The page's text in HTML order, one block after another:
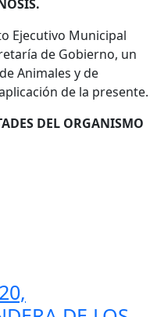
Ejecutivo Municipal
de Gobierno, un
Animales y de
de la presente.
DEL ORGANISMO